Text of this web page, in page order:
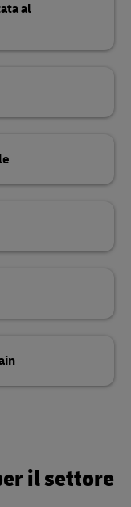
al
il settore